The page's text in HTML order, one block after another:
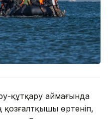
құтқару аймағында
қозғалтқышы өртеніп,